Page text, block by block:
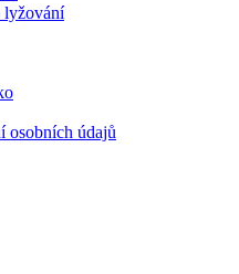
lyžování
osobních údajů